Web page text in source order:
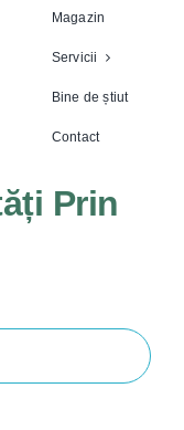
Magazin
Servicii
Bine de știut
Contact
Prin